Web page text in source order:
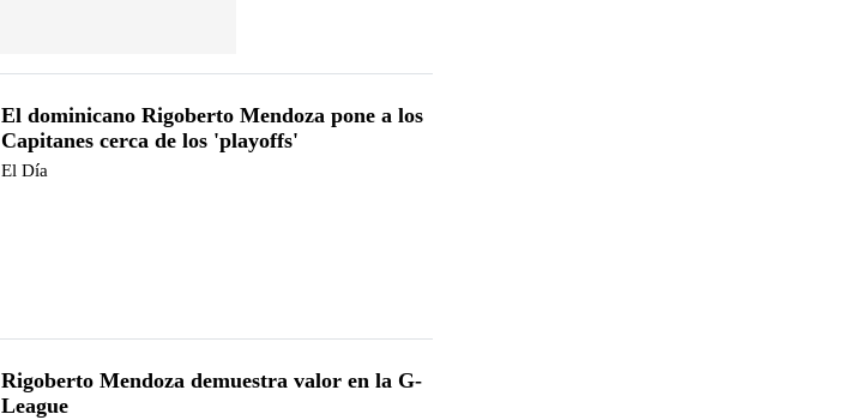
El dominicano Rigoberto Mendoza pone a los
Capitanes cerca de los 'playoffs'
El Día
Rigoberto Mendoza demuestra valor en la G-
League